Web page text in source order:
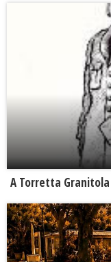
​A Torretta